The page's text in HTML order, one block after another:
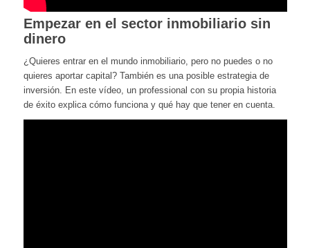
Empezar en el sector inmobiliario sin
dinero
¿Quieres entrar en el mundo inmobiliario, pero no puedes o no
quieres aportar capital? También es una posible estrategia de
inversión. En este vídeo, un professional con su propia historia
de éxito explica cómo funciona y qué hay que tener en cuenta.